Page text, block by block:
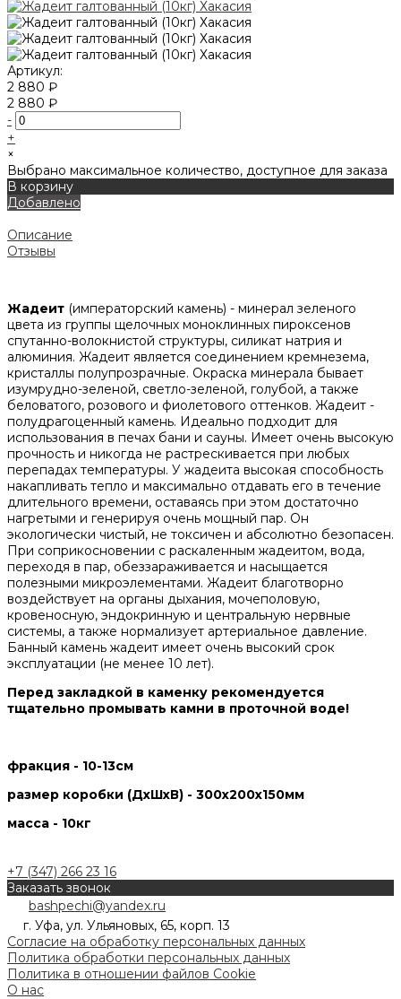
Артикул:
2 880 ₽
2 880 ₽
-
+
×
Выбрано максимальное количество, доступное для заказа
В корзину
Добавлено
Описание
Отзывы
Жадеит (императорский камень) - минерал зеленого
цвета из группы щелочных моноклинных пироксенов
спутанно-волокнистой структуры, силикат натрия и
алюминия. Жадеит является соединением кремнезема,
кристаллы полупрозрачные. Окраска минерала бывает
изумрудно-зеленой, светло-зеленой, голубой, а также
беловатого, розового и фиолетового оттенков. Жадеит -
полудрагоценный камень. Идеально подходит для
использования в печах бани и сауны. Имеет очень высокую
прочность и никогда не растрескивается при любых
перепадах температуры. У жадеита высокая способность
накапливать тепло и максимально отдавать его в течение
длительного времени, оставаясь при этом достаточно
нагретыми и генерируя очень мощный пар. Он
экологически чистый, не токсичен и абсолютно безопасен.
При соприкосновении с раскаленным жадеитом, вода,
переходя в пар, обеззараживается и насыщается
полезными микроэлементами. Жадеит благотворно
воздействует на органы дыхания, мочеполовую,
кровеносную, эндокринную и центральную нервные
системы, а также нормализует артериальное давление.
Банный камень жадеит имеет очень высокий срок
эксплуатации (не менее 10 лет).
Перед закладкой в каменку рекомендуется
тщательно промывать камни в проточной воде!
фракция - 10-13см
размер коробки (ДхШхВ) - 300х200х150мм
масса - 10кг
+7 (347) 266 23 16
Заказать звонок
bashpechi@yandex.ru
г. Уфа, ул. Ульяновых, 65, корп. 13
Согласие на обработку персональных данных
Политика обработки персональных данных
Политика в отношении файлов Cookie
О нас